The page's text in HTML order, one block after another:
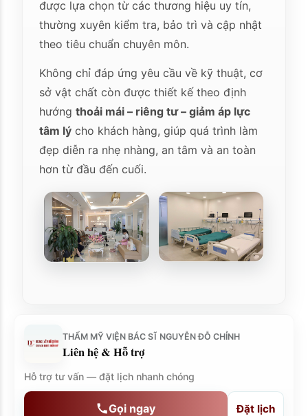
được lựa chọn từ các thương hiệu uy tín,
thường xuyên kiểm tra, bảo trì và cập nhật
theo tiêu chuẩn chuyên môn.
Không chỉ đáp ứng yêu cầu về kỹ thuật, cơ
sở vật chất còn được thiết kế theo định
hướngthoải mái – riêng tư – giảm áp lực
tâm lý cho khách hàng, giúp quá trình làm
đẹp diễn ra nhẹ nhàng, an tâm và an toàn
hơn từ đầu đến cuối.
THẨM MỸ VIỆN BÁC SĨ NGUYỄN ĐỖ CHỈNH
Liên hệ & Hỗ trợ
Hỗ trợ tư vấn — đặt lịch nhanh chóng
Gọi ngay Đặt lịch